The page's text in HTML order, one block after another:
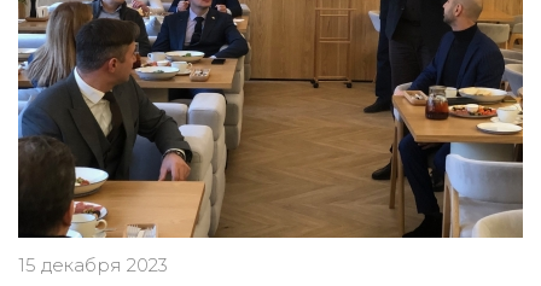
15 декабря 2023